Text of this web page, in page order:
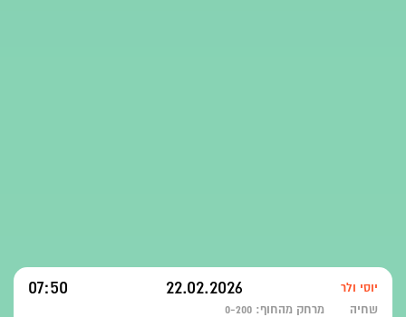
יוסי ולר 22.02.2026
07:50
שחיה מרחק מהחוף: 0-200